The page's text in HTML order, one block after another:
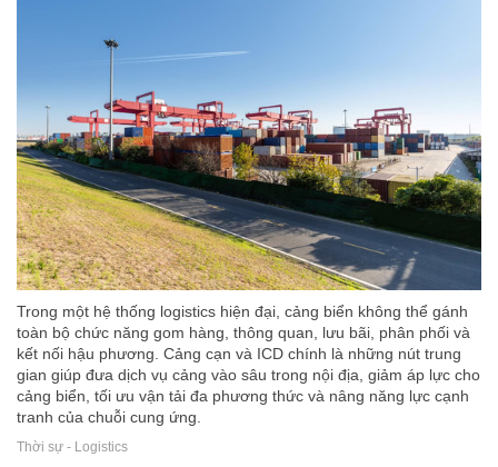
Trong một hệ thống logistics hiện đại, cảng biển không thể gánh
toàn bộ chức năng gom hàng, thông quan, lưu bãi, phân phối và
kết nối hậu phương. Cảng cạn và ICD chính là những nút trung
gian giúp đưa dịch vụ cảng vào sâu trong nội địa, giảm áp lực cho
cảng biển, tối ưu vận tải đa phương thức và nâng năng lực cạnh
tranh của chuỗi cung ứng.
Thời sự - Logistics